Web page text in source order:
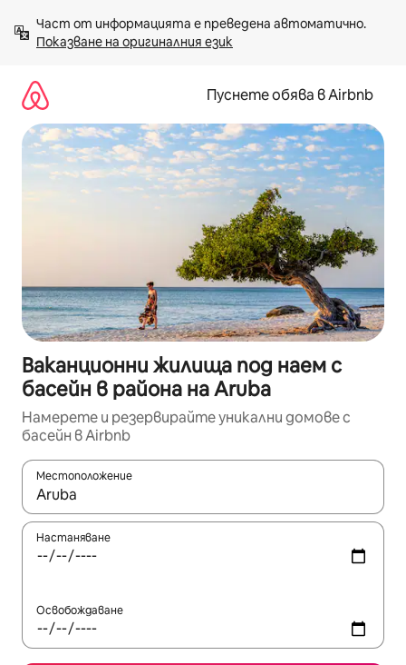
към
съдържанието
Показване на оригиналния език
Пуснете обява в Airbnb
Ваканционни жилища под наем с
басейн в района на Aruba
Намерете и резервирайте уникални домове с
басейн в Airbnb
Местоположение
Когато резултатите се покажат, използвайте
Настаняване
Освобождаване